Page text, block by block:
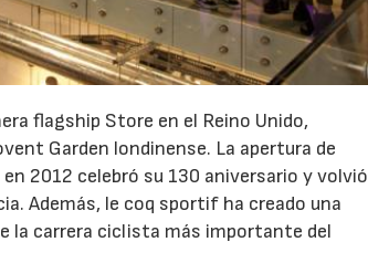
flagship Store en el Reino Unido,
Garden londinense. La apertura de
2012 celebró su 130 aniversario y volvió
Además, le coq sportif ha creado una
la carrera ciclista más importante del